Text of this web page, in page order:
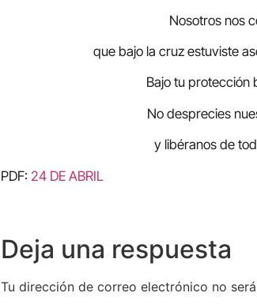
Nosotros nos
que bajo la cruz estuviste
Bajo tu protección
No desprecies
y libéranos de
PDF: 24 DE ABRIL
Deja una respuesta
Tu dirección de correo electrónico no